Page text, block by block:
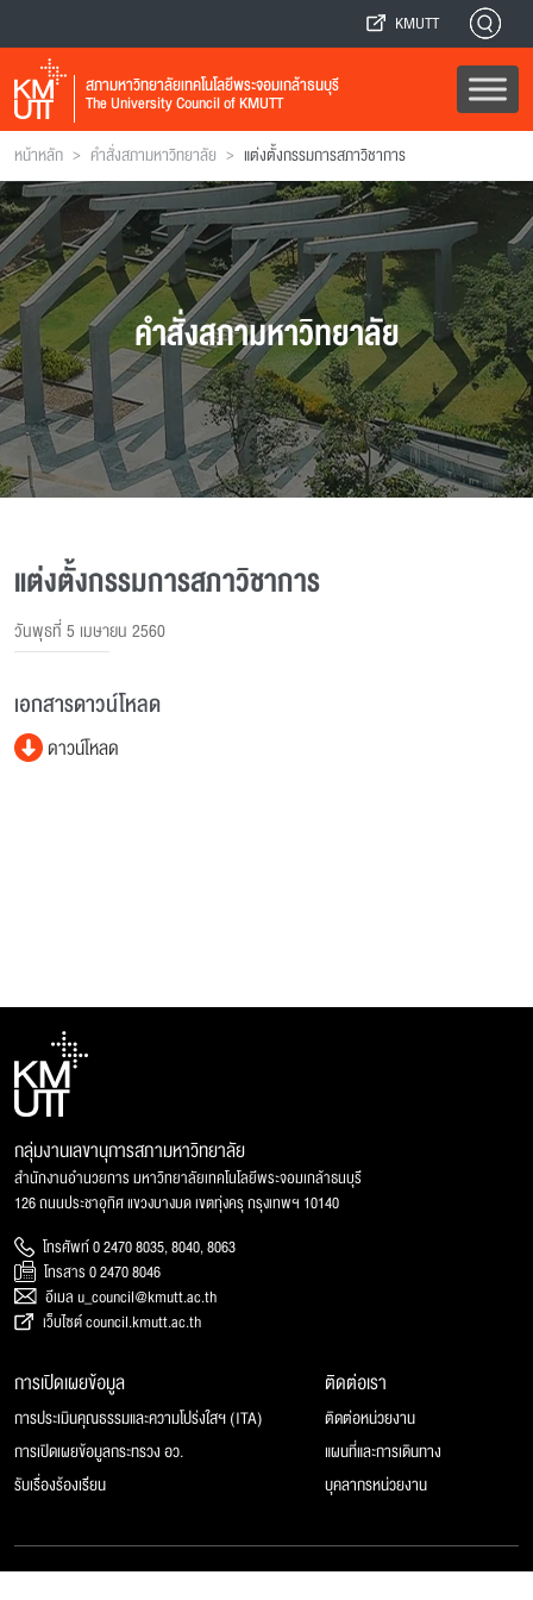
KMUTT
สภามหาวิทยาลัยเทคโนโลยีพระจอมเกล้าธนบุรี
The University Council of KMUTT
หน้าหลัก > คำสั่งสภามหาวิทยาลัย > แต่งตั้งกรรมการสภาวิชาการ
คำสั่งสภามหาวิทยาลัย
แต่งตั้งกรรมการสภาวิชาการ
วันพุธที่ 5 เมษายน 2560
เอกสารดาวน์โหลด
ดาวน์โหลด
กลุ่มงานเลขานุการสภามหาวิทยาลัย
สำนักงานอำนวยการ มหาวิทยาลัยเทคโนโลยีพระจอมเกล้าธนบุรี
126 ถนนประชาอุทิศ แขวงบางมด เขตทุ่งครุ กรุงเทพฯ 10140
โทรศัพท์ 0 2470 8035, 8040, 8063
โทรสาร 0 2470 8046
อีเมล u_council@kmutt.ac.th
เว็บไซต์ council.kmutt.ac.th
การเปิดเผยข้อมูล
การประเมินคุณธรรมและความโปร่งใสฯ (ITA)
การเปิดเผยข้อมูลกระทรวง อว.
รับเรื่องร้องเรียน
ติดต่อเรา
ติดต่อหน่วยงาน
แผนที่และการเดินทาง
บุคลากรหน่วยงาน